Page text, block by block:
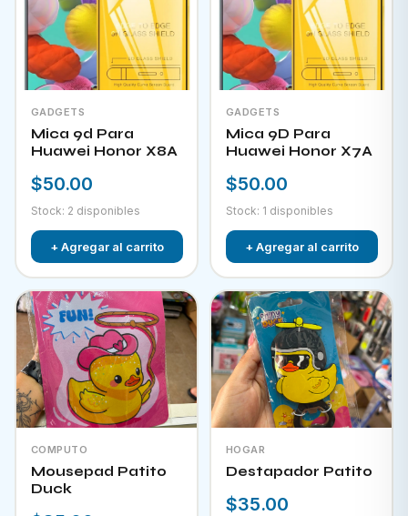
GADGETS
Mica 9d Para
Huawei Honor X8A
$50.00
Stock: 2 disponibles
+ Agregar al carrito
GADGETS
Mica 9D Para
Huawei Honor X7A
$50.00
Stock: 1 disponibles
+ Agregar al carrito
COMPUTO
Mousepad Patito
Duck
HOGAR
Destapador Patito
$35.00